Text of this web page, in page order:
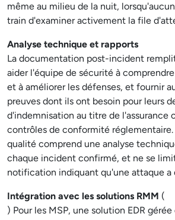
même au milieu de la nuit,
train d'examiner activement la file
Analyse technique et rapports
La documentation post-incident
aider l'équipe de sécurité à
et à améliorer les défenses, et fournir
preuves dont ils ont besoin pour leurs
d'indemnisation au titre de l'assurance
contrôles de conformité réglementaire.
qualité comprend une analyse
chaque incident confirmé, et ne se
notification indiquant qu'une attaque a
Intégration avec les solutions RMM (
) Pour les MSP, une solution EDR